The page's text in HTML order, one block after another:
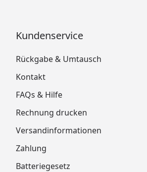
Kundenservice
Rückgabe & Umtausch
Kontakt
FAQs & Hilfe
Rechnung drucken
Versandinformationen
Zahlung
Batteriegesetz